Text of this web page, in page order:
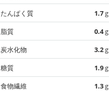
たんぱく質
1.7g
脂質
0.4g
炭水化物
3.2g
糖質
1.9g
食物繊維
1.3g